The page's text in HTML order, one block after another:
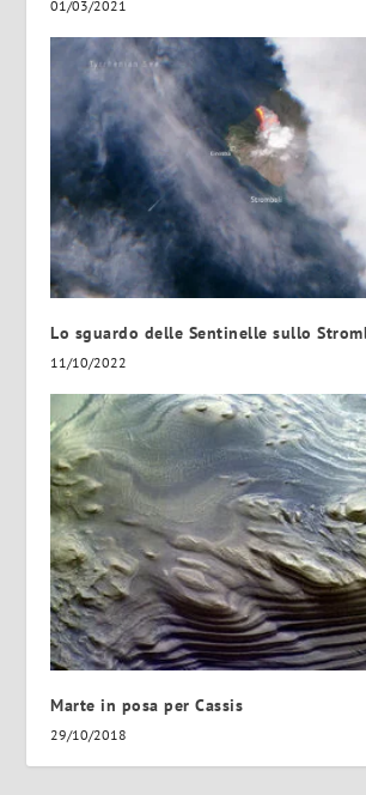
01/03/2021
Lo sguardo delle Sentinelle sullo
11/10/2022
Marte in posa per Cassis
29/10/2018